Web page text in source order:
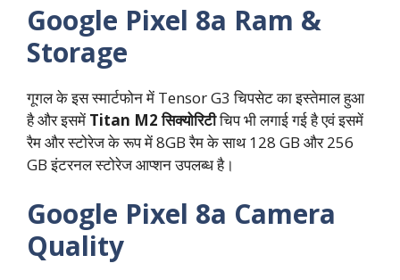
Google Pixel 8a Ram &
Storage
गूगल के इस स्मार्टफोन में Tensor G3 चिपसेट का इस्तेमाल हुआ
है और इसमें Titan M2 सिक्योरिटीचिप भी लगाई गई है एवं इसमें
रैम और स्टोरेज के रूप में 8GB रैम के साथ 128 GB और 256
GB इंटरनल स्टोरेज आप्शन उपलब्ध है।
Google Pixel 8a Camera
Quality